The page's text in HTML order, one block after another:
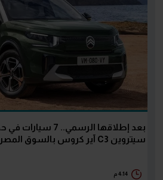
بعد إطلاقها
سيتروين C3 آير كروس بالسوق المصري
4:14 م